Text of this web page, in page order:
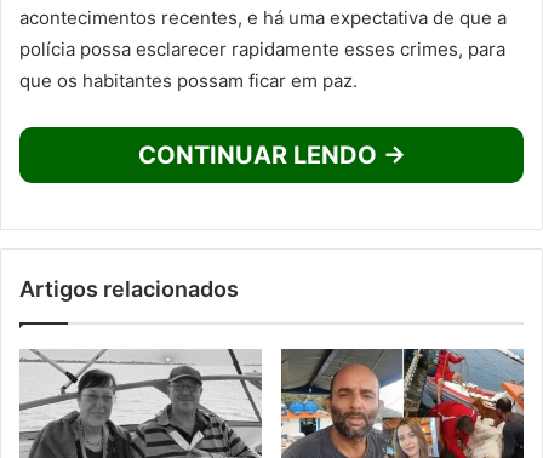
acontecimentos recentes, e há uma expectativa de que a
polícia possa esclarecer rapidamente esses crimes, para
que os habitantes possam ficar em paz.
CONTINUAR LENDO →
Artigos relacionados